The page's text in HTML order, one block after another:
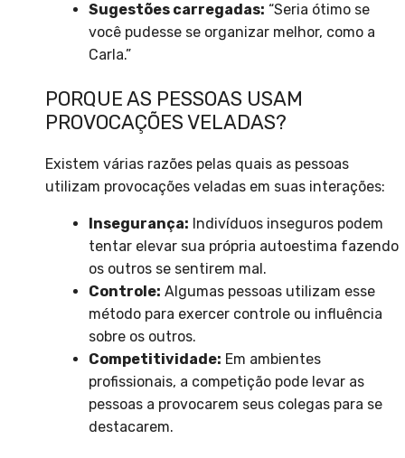
Sugestões carregadas: “Seria ótimo se
você pudesse se organizar melhor, como a
Carla.”
PORQUE AS PESSOAS USAM
PROVOCAÇÕES VELADAS?
Existem várias razões pelas quais as pessoas
utilizam provocações veladas em suas interações:
Insegurança: Indivíduos inseguros podem
tentar elevar sua própria autoestima fazendo
os outros se sentirem mal.
Controle: Algumas pessoas utilizam esse
método para exercer controle ou influência
sobre os outros.
Competitividade: Em ambientes
profissionais, a competição pode levar as
pessoas a provocarem seus colegas para se
destacarem.